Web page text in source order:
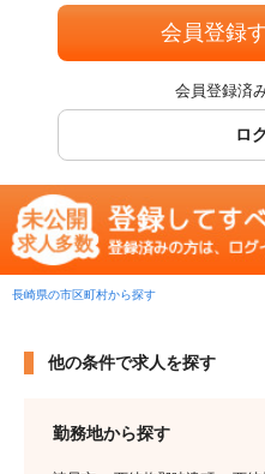
会員登録
会員登録済
ロ
長崎県の市区町村から探す
他の条件で求人を探す
勤務地から探す